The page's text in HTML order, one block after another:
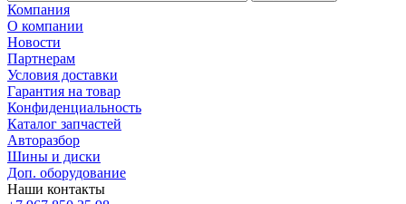
Компания
О компании
Новости
Партнерам
Условия доставки
Гарантия на товар
Конфиденциальность
Каталог запчастей
Авторазбор
Шины и диски
Доп. оборудование
Наши контакты